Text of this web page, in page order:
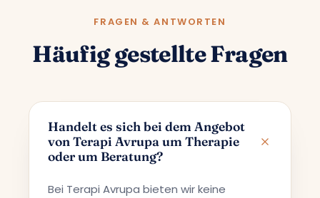
FRAGEN & ANTWORTEN
Häufig gestellte Fragen
Handelt es sich bei dem Angebot
von Terapi Avrupa um Therapie
oder um Beratung?
Bei Terapi Avrupa bieten wir keine